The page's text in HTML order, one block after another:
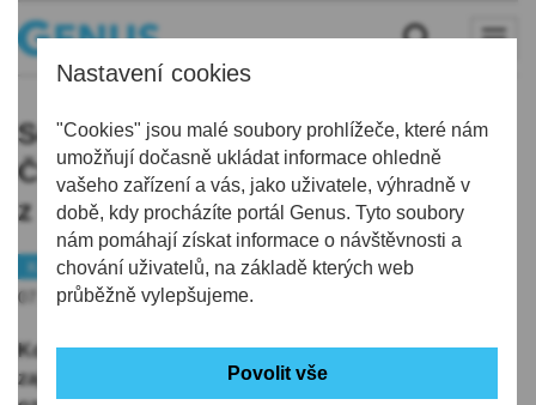
Nastavení cookies
"Cookies" jsou malé soubory prohlížeče, které nám
umožňují dočasně ukládat informace ohledně
vašeho zařízení a vás, jako uživatele, výhradně v
době, kdy procházíte portál Genus. Tyto soubory
nám pomáhají získat informace o návštěvnosti a
chování uživatelů, na základě kterých web
průběžně vylepšujeme.
Soutěž s Regionem Liberec:
Čtyřlístek zdarma a dobroty
z Českého ráje
Kraj
Tip
07.12.2021 | 5:41
Kdo by si nechtěl užívat výlety se svými blízkými na
zajímavá místa se vstupy zdarma nebo získat stylové